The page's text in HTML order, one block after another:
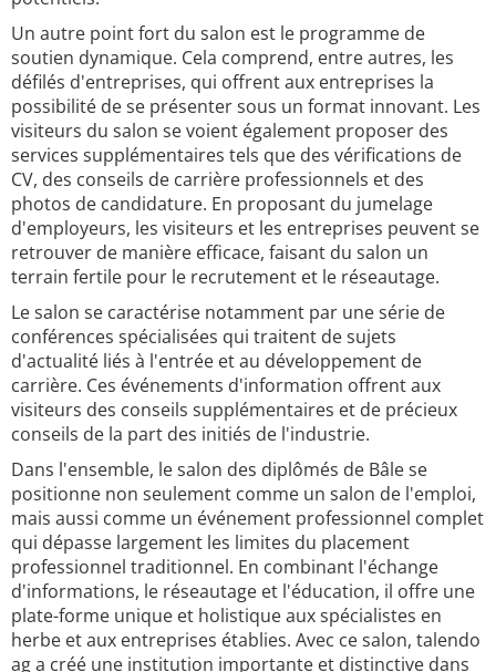
Un autre point fort du salon est le programme de
soutien dynamique. Cela comprend, entre autres, les
défilés d'entreprises, qui offrent aux entreprises la
possibilité de se présenter sous un format innovant. Les
visiteurs du salon se voient également proposer des
services supplémentaires tels que des vérifications de
CV, des conseils de carrière professionnels et des
photos de candidature. En proposant du jumelage
d'employeurs, les visiteurs et les entreprises peuvent se
retrouver de manière efficace, faisant du salon un
terrain fertile pour le recrutement et le réseautage.
Le salon se caractérise notamment par une série de
conférences spécialisées qui traitent de sujets
d'actualité liés à l'entrée et au développement de
carrière. Ces événements d'information offrent aux
visiteurs des conseils supplémentaires et de précieux
conseils de la part des initiés de l'industrie.
Dans l'ensemble, le salon des diplômés de Bâle se
positionne non seulement comme un salon de l'emploi,
mais aussi comme un événement professionnel complet
qui dépasse largement les limites du placement
professionnel traditionnel. En combinant l'échange
d'informations, le réseautage et l'éducation, il offre une
plate-forme unique et holistique aux spécialistes en
herbe et aux entreprises établies. Avec ce salon, talendo
ag a créé une institution importante et distinctive dans